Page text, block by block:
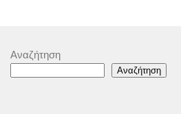
Αναζήτηση
Αναζήτηση